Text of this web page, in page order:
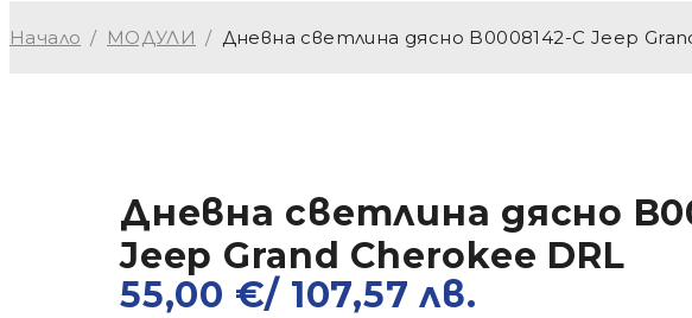
Начало / МОДУЛИ / Дневна светлина дясно B0008142-C Jeep
Дневна светлина дясно
Jeep Grand Cherokee DRL
55,00 €/ 107,57 лв.